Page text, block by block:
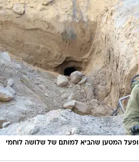
המטען שהביא למותם של שלושה לוחמי